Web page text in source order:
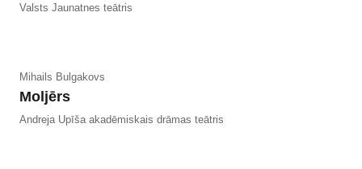
Valsts Jaunatnes teātris
Mihails Bulgakovs
Moljērs
Andreja Upīša akadēmiskais drāmas teātris